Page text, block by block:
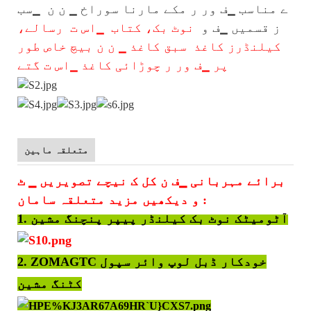
ے مناسب ▁ف ور ر مکے مارنا سوراخ ▁ ن ن ▁سب
ز قسمیں ▁ف و
نوٹ بک، کتاب ▁اس ت رسالے،
کیلنڈرز کاغذ
سبق کاغذ ▁ ن ن بیچ خاص طور
متعلقہ ماہین
برائے مہربانی ▁ف ن کل ک نیچے تصویریں ▁ ٹ
و دیکھیں مزید متعلقہ سامان :
1. آٹومیٹک نوٹ بک کیلنڈر پیپر پنچنگ مشین
2. ZOMAGTC خودکار ڈبل لوپ وائر سپول
کٹنگ مشین